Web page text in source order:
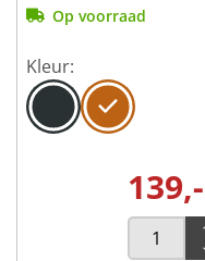
Op voorraad
Kleur:
139,-